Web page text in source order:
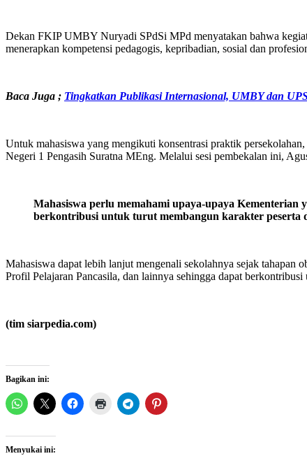
Dekan FKIP UMBY Nuryadi SPdSi MPd menyatakan bahwa
menerapkan kompetensi pedagogis, kepribadian, sosial dan
Baca Juga ; Tingkatkan Publikasi Internasional, UMBY dan
Untuk mahasiswa yang mengikuti konsentrasi praktik
Negeri 1 Pengasih Suratna MEng. Melalui sesi pembekalan ini,
Mahasiswa perlu memahami upaya-upaya Kementerian
berkontribusi untuk turut membangun karakter peserta
Mahasiswa dapat lebih lanjut mengenali sekolahnya sejak tahapan
Profil Pelajaran Pancasila, dan lainnya sehingga dapat
(tim siarpedia.com)
Bagikan ini:
Menyukai ini: